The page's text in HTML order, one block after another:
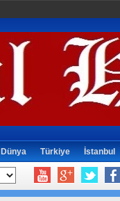
Dünya Türkiye İstanbul